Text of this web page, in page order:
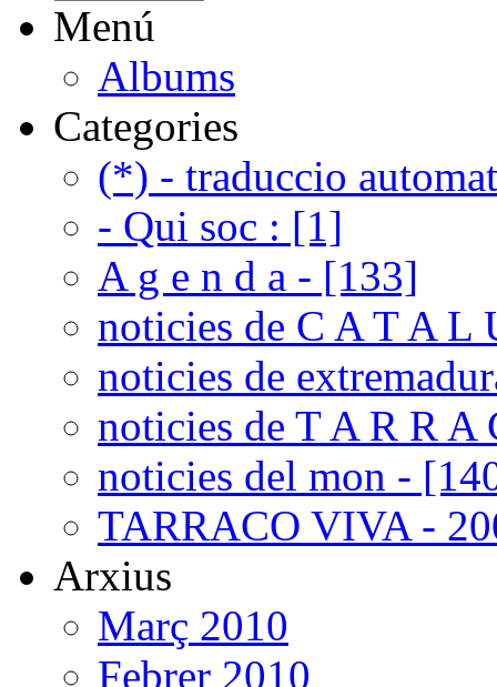
Menú
Albums
Categories
(*) - traduccio
- Qui soc : [1]
A g e n d a - [133]
noticies de C A T A L
noticies de
noticies de T A R R A
noticies del mon -
TARRACO VIVA -
Arxius
Març 2010
Febrer 2010